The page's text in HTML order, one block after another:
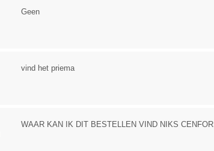
Geen
vind het priema
WAAR KAN IK DIT BESTELLEN VIND NIKS